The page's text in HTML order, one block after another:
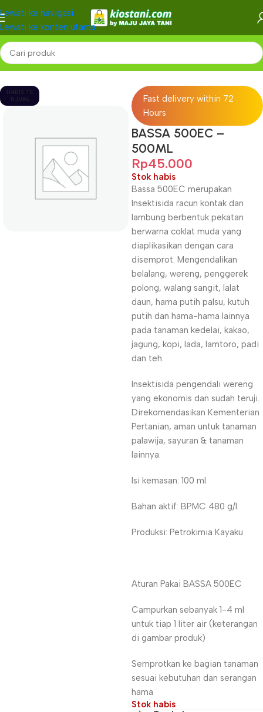
Lewati ke navigasi
Lewati ke konten utama
Beranda PESTISIDA Insektisida
HABIS TE
RJUAL
Fast delivery within 72
Hours
BASSA 500EC –
500ML
Rp45.000
Stok habis
Bassa 500EC merupakan
Insektisida racun kontak dan
lambung berbentuk pekatan
berwarna coklat muda yang
diaplikasikan dengan cara
disemprot. Mengendalikan
belalang, wereng, penggerek
polong, walang sangit, lalat
daun, hama putih palsu, kutuh
putih dan hama-hama lainnya
pada tanaman kedelai, kakao,
jagung, kopi, lada, lamtoro, padi
dan teh.
Insektisida pengendali wereng
yang ekonomis dan sudah teruji.
Direkomendasikan Kementerian
Pertanian, aman untuk tanaman
palawija, sayuran & tanaman
lainnya.
Isi kemasan: 100 ml.
Bahan aktif: BPMC 480 g/l.
Produksi: Petrokimia Kayaku
Aturan Pakai BASSA 500EC
Campurkan sebanyak 1-4 ml
untuk tiap 1 liter air (keterangan
di gambar produk)
Semprotkan ke bagian tanaman
sesuai kebutuhan dan serangan
hama
Stok habis